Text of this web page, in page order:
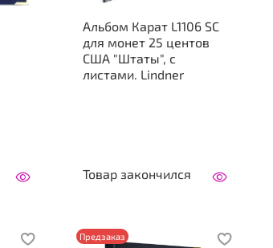
Альбом Карат L1106 SC
для монет 25 центов
США "Штаты", с
листами. Lindner
Товар закончился
Предзаказ